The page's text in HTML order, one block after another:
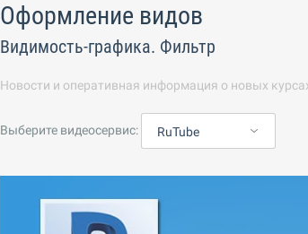
Оформление видов
Видимость-графика. Фильтр
Новости и оперативная информация о новых
Выберите видеосервис: RuTube